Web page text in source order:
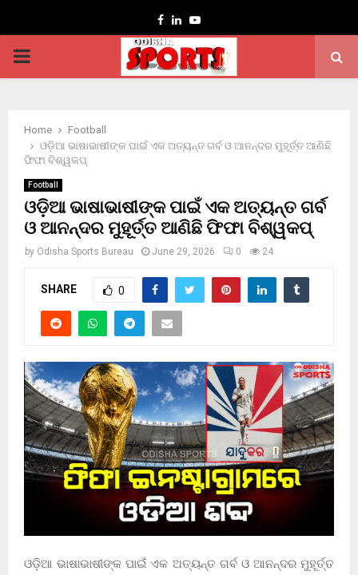
Facebook
LinkedinYoutube
PRIMARY
Home
Football
ଓଡ଼ିଆ ଭାଷାଭାଷୀଙ୍କ ପାଇଁ ଏକ ଅତ୍ୟନ୍ତ ଗର୍ବ ଓ ଆନନ୍ଦର ମୁହୂର୍ତ୍ତ ଆଣିଛି
ଫିଫା ବିଶ୍ୱକପ୍
Football
ଓଡ଼ିଆ ଭାଷାଭାଷୀଙ୍କ ପାଇଁ ଏକ ଅତ୍ୟନ୍ତ ଗର୍ବ
ଓ ଆନନ୍ଦର ମୁହୂର୍ତ୍ତ ଆଣିଛି ଫିଫା ବିଶ୍ୱକପ୍
by Odisha Sports Bureau June 29, 2026 0 24
SHARE 0
ଓଡ଼ିଆ ଭାଷାଭାଷୀଙ୍କ ପାଇଁ ଏକ ଅତ୍ୟନ୍ତ ଗର୍ବ ଓ ଆନନ୍ଦର ମୁହୂର୍ତ୍ତ